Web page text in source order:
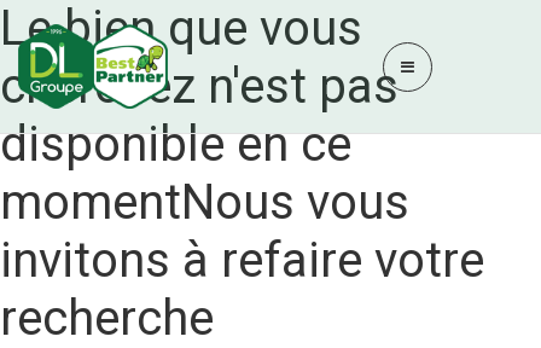
Le bien que vous
cherchez n'est pas
disponible en ce
momentNous vous
invitons à refaire votre
recherche